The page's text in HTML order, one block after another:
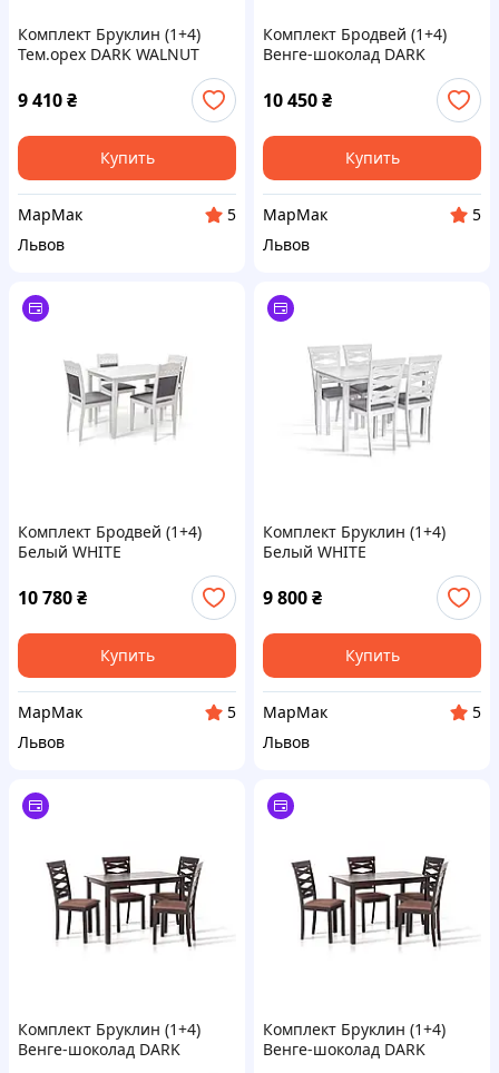
Комплект Бруклин (1+4)
Тем.орех DARK WALNUT
9 410₴
Купить
МарМак
5
Львов
Комплект Бродвей (1+4)
Венге-шоколад DARK
10 450₴
Купить
МарМак
5
Львов
Комплект Бродвей (1+4)
Белый WHITE
10 780₴
Купить
МарМак
5
Львов
Комплект Бруклин (1+4)
Белый WHITE
9 800₴
Купить
МарМак
5
Львов
Комплект Бруклин (1+4)
Венге-шоколад DARK
Комплект Бруклин (1+4)
Венге-шоколад DARK